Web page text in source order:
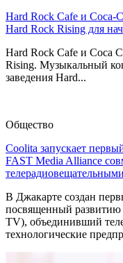
Hard Rock Cafe и Coca-
Hard Rock Rising для
Hard Rock Cafe и Coca
Rising. Музыкальный
заведения Hard...
Общество
Coolita запускает
FAST Media Alliance
В Джакарте создан
посвященный развитию
TV), объединивший
технологические